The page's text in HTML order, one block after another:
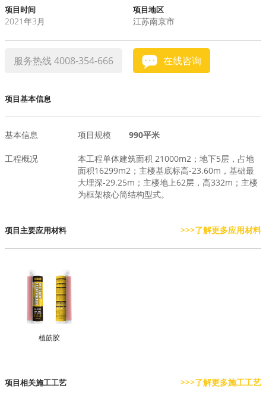
新能源系统
案例中心
项目时间
2021年3月
项目地区
江苏南京市
服务热线 4008-354-666 在线咨询
项目基本信息
基本信息 项目规模 990平米
工程概况
本工程单体建筑面积 21000m2；地下5层，占地
面积16299m2；主楼基底标高-23.60m，基础最
大埋深-29.25m；主楼地上62层，高332m；主楼
为框架核心筒结构型式。
项目主要应用材料 >>>了解更多应用材料
植筋胶
项目相关施工工艺 >>>了解更多施工工艺